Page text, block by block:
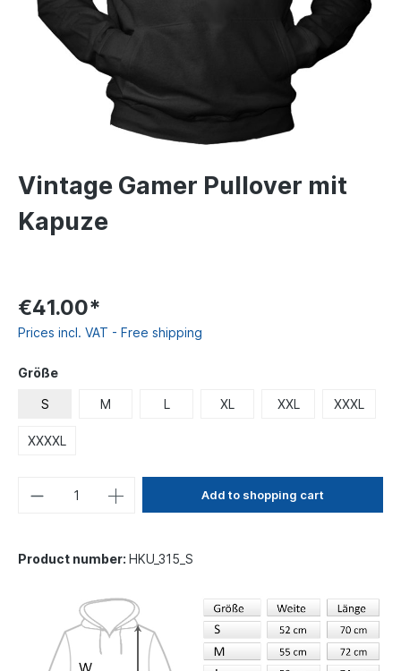
Vintage Gamer Pullover mit
Kapuze
€41.00*
Prices incl. VAT - Free shipping
Größe
S M L XL XXL XXXL
XXXXL
Add to shopping cart
Product number: HKU_315_S